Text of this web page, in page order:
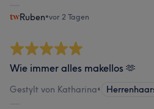
Ruben•vor 2 Tagen
Wie immer alles makellos 🫶
Gestylt von Katharina•